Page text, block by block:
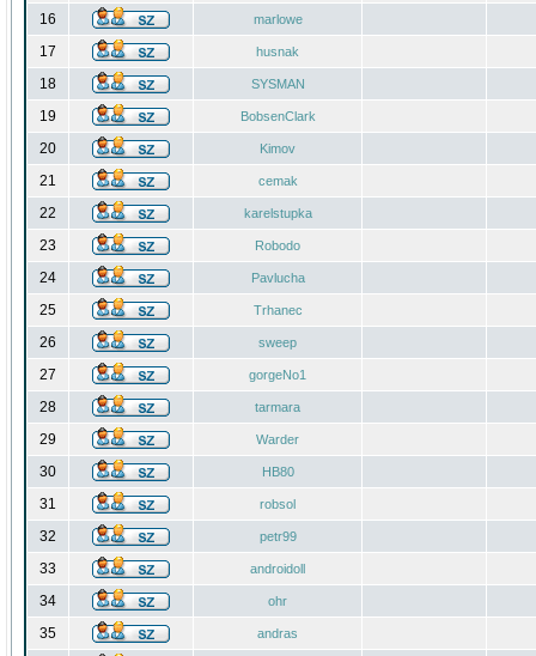
16 marlowe
17 husnak
18 SYSMAN
19 BobsenClark
20 Kimov
21 cemak
22 karelstupka
23 Robodo
24 Pavlucha
25 Trhanec
26 sweep
27 gorgeNo1
28 tarmara
29 Warder
30 HB80
31 robsol
32 petr99
33 androidoll
34 ohr
35 andras